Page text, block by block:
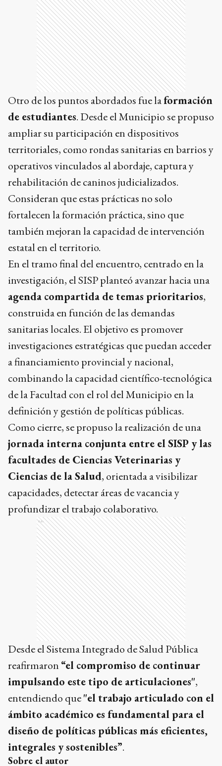
Otro de los puntos abordados fue laformación
de estudiantes. Desde el Municipio se propuso
ampliar su participación en dispositivos
territoriales, como rondas sanitarias en barrios y
operativos vinculados al abordaje, captura y
rehabilitación de caninos judicializados.
Consideran que estas prácticas no solo
fortalecen la formación práctica, sino que
también mejoran la capacidad de intervención
estatal en el territorio.
En el tramo final del encuentro, centrado en la
investigación, el SISP planteó avanzar hacia una
agenda compartida de temas prioritarios,
construida en función de las demandas
sanitarias locales. El objetivo es promover
investigaciones estratégicas que puedan acceder
a financiamiento provincial y nacional,
combinando la capacidad científico-tecnológica
de la Facultad con el rol del Municipio en la
definición y gestión de políticas públicas.
Como cierre, se propuso la realización de una
jornada interna conjunta entre el SISP y las
facultades de Ciencias Veterinarias y
Ciencias de la Salud, orientada a visibilizar
capacidades, detectar áreas de vacancia y
profundizar el trabajo colaborativo.
Ads
Desde el Sistema Integrado de Salud Pública
reafirmaron “el compromiso de continuar
impulsando este tipo de articulaciones",
entendiendo que"el trabajo articulado con el
ámbito académico es fundamental para el
diseño de políticas públicas más eficientes,
integrales y sostenibles”.
Sobre el autor